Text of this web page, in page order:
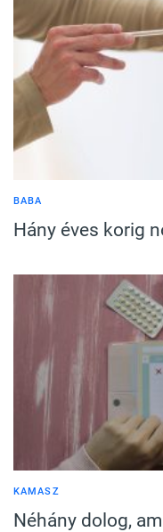
BABA
Hány éves korig
KAMASZ
Néhány dolog,